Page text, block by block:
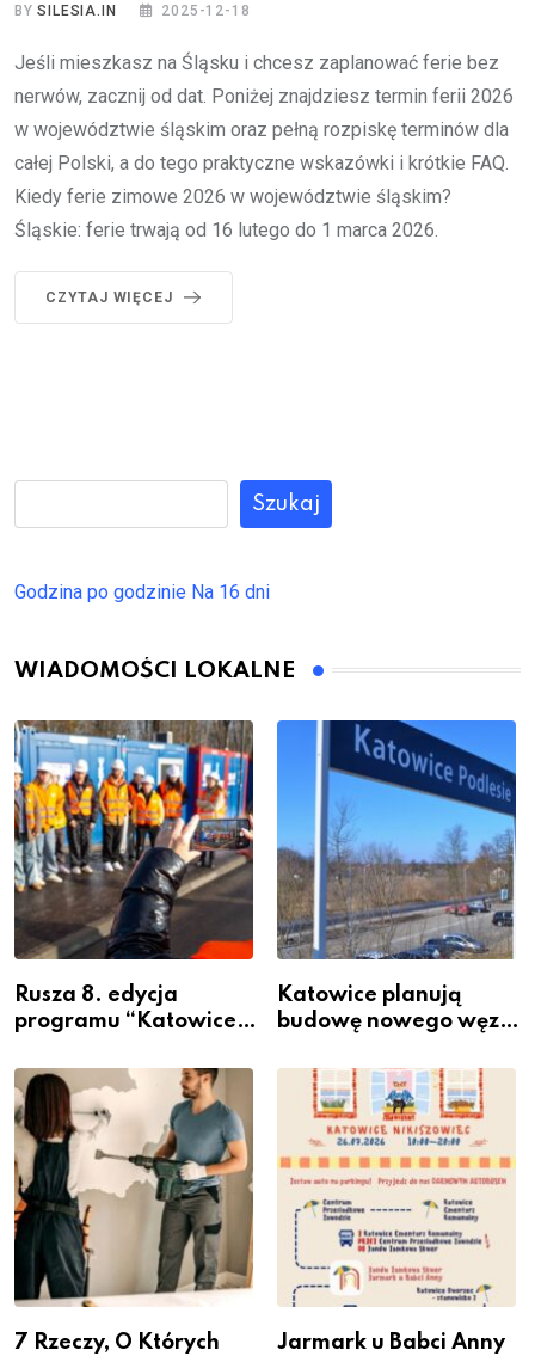
BYSILESIA.IN 2025-12-18
Jeśli mieszkasz na Śląsku i chcesz zaplanować ferie bez
nerwów, zacznij od dat. Poniżej znajdziesz termin ferii 2026
w województwie śląskim oraz pełną rozpiskę terminów dla
całej Polski, a do tego praktyczne wskazówki i krótkie FAQ.
Kiedy ferie zimowe 2026 w województwie śląskim?
Śląskie: ferie trwają od 16 lutego do 1 marca 2026.
CZYTAJ WIĘCEJ
Szukaj
Godzina po godzinie Na 16 dni
WIADOMOŚCI LOKALNE
Rusza 8. edycja
programu “Katowice
– nabór dla
przedsiębiorców
Katowice planują
budowę nowego węzła
Podlesiu
7 Rzeczy, O Których
Jarmark u Babci Anny